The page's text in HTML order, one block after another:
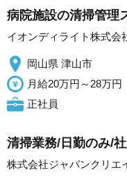
病院施設の清掃管理
イオンディライト株式会
岡山県 津山市
月給20万円～28万円
正社員
清掃業務/日勤のみ/
株式会社ジャパンクリエ